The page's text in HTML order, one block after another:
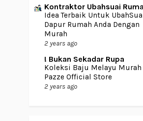
Kontraktor Ubahsuai
Idea Terbaik Untuk
Dapur Rumah Anda Dengan
Murah
2 years ago
! Bukan Sekadar Rupa
Koleksi Baju Melayu Murah
Pazze Official Store
2 years ago